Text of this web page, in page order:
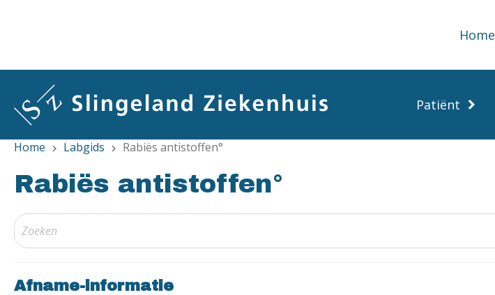
Home
Patiënt
Home chevron_right Labgids chevron_right Rabiës antistoffen°
Rabiës antistoffen°
Afname-informatie